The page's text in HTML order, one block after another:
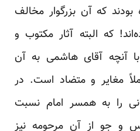
که آن بزرگوار مخالف
که البته آثار مکتوب و
آنچه آقای هاشمی به آن
مغایر و متضاد است. در
را به همسر امام نسبت
و جو از آن مرحومه نیز